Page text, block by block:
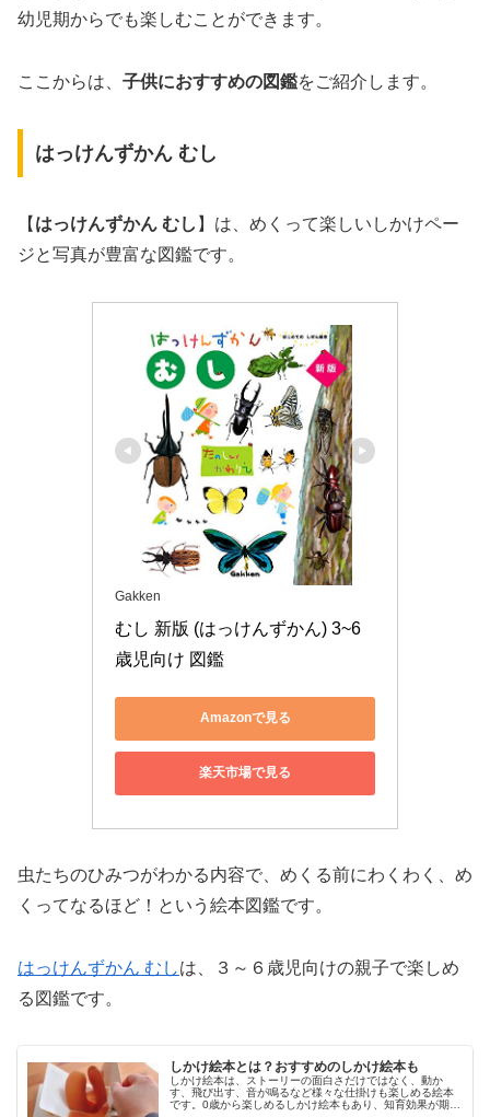
幼児期からでも楽しむことができます。
ここからは、 子供におすすめの図鑑をご紹介します。
はっけんずかん むし
【 はっけんずかん むし 】は、めくって楽しいしかけペー
ジと写真が豊富な図鑑です。
Gakken
むし 新版 (はっけんずかん) 3~6
歳児向け 図鑑
Amazonで見る
楽天市場で見る
虫たちのひみつがわかる内容で、めくる前にわくわく、め
くってなるほど！という絵本図鑑です。
はっけんずかん むしは、３～６歳児向けの親子で楽しめ
る図鑑です。
しかけ絵本とは？おすすめのしかけ絵本も
しかけ絵本は、ストーリーの面白さだけではなく、動か
す、飛び出す、音が鳴るなど様々な仕掛けも楽しめる絵本
です。0歳から楽しめるしかけ絵本もあり、知育効果が期待